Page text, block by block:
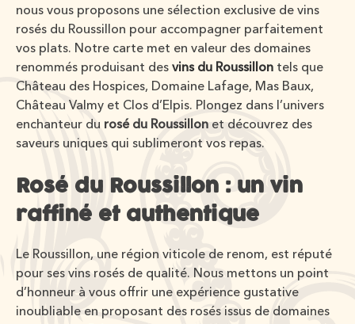
nous vous proposons une sélection exclusive de vins
rosés du Roussillon pour accompagner parfaitement
vos plats. Notre carte met en valeur des domaines
renommés produisant des vins du Roussillon tels que
Château des Hospices, Domaine Lafage, Mas Baux,
Château Valmy et Clos d’Elpis. Plongez dans l’univers
enchanteur du rosé du Roussillon et découvrez des
saveurs uniques qui sublimeront vos repas.
Rosé du Roussillon : un vin
raffiné et authentique
Le Roussillon, une région viticole de renom, est réputé
pour ses vins rosés de qualité. Nous mettons un point
d’honneur à vous offrir une expérience gustative
inoubliable en proposant des rosés issus de domaines